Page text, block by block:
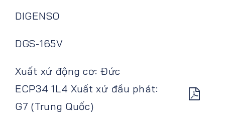
DIGENSO
DGS-165V
Xuất xứ động cơ: Đức
ECP34 1L4 Xuất xứ đầu phát:
G7 (Trung Quốc)